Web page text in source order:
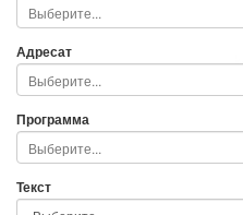
Адресат
Программа
Текст